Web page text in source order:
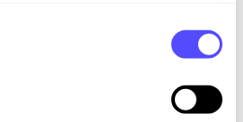
röd färg. Här är AI osäker,
fakturan innan bokföring.